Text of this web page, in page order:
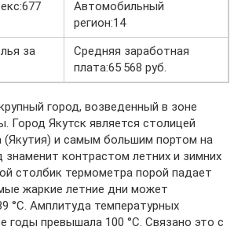
Автомобильный
регион:14
за
Средняя заработная
плата:65 568 руб.
город, возведенный в зоне
Город Якутск является столицей
(Якутия) и самым большим портом на
знаменит контрастом летних и зимних
столбик термометра порой падает
жаркие летние дни может
°С. Амплитуда температурных
годы превышала 100 °С. Связано это с